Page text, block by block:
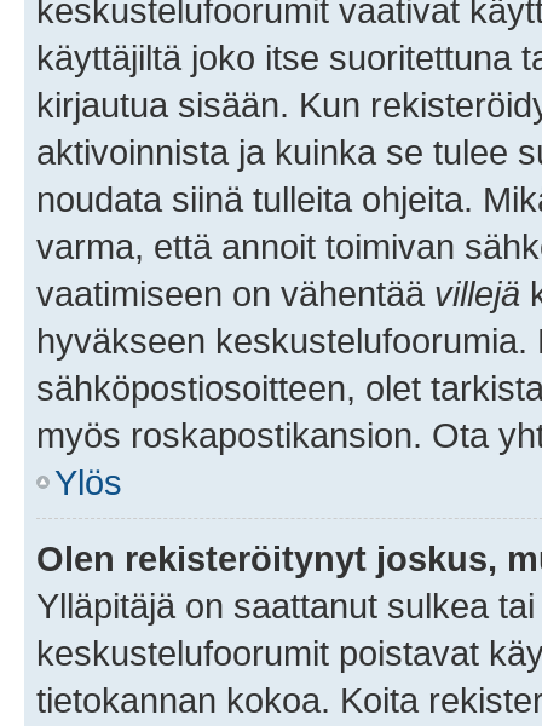
keskustelufoorumit vaativat
käyttäjiltä joko itse suoritettuna
kirjautua sisään. Kun
aktivoinnista ja kuinka se tulee
noudata siinä tulleita ohjeita.
varma, että annoit toimivan
vaatimiseen on vähentää villejä
hyväkseen
sähköpostiosoitteen, olet
myös roskapostikansion. Ota
Ylös
Olen rekisteröitynyt joskus,
Ylläpitäjä on saattanut sulkea
keskustelufoorumit poistavat
tietokannan kokoa. Koita